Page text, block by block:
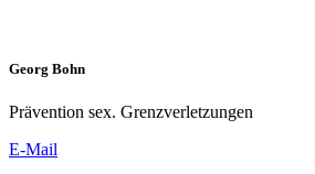
Georg Bohn
Prävention sex. Grenzverletzungen
E-Mail